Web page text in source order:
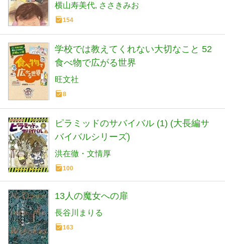
横山寿美代 ささきみお
154
学校では教えてくれない大切なこと 52
食べ物で広がる世界
旺文社
8
ピラミッドのサバイバル (1) (大長編サ
バイバルシリーズ)
洪在徹・文情厚
100
13人の魔女への扉
長谷川まりる
163